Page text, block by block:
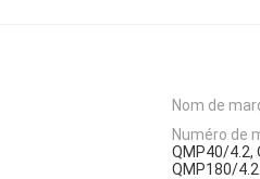
Nom de
Numéro de
QMP40/4.2,
QMP180/4.2